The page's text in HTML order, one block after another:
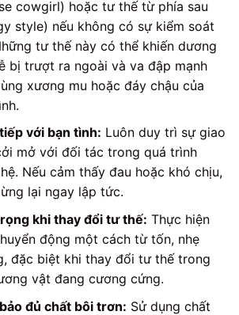
cowgirl) hoặc tư thế từ phía sau
style) nếu không có sự kiểm soát
tư thế này có thể khiến dương
bị trượt ra ngoài và va đập mạnh
xương mu hoặc đáy chậu của
với bạn tình: Luôn duy trì sự giao
mở với đối tác trong quá trình
Nếu cảm thấy đau hoặc khó chịu,
lại ngay lập tức.
khi thay đổi tư thế: Thực hiện
động một cách từ tốn, nhẹ
đặc biệt khi thay đổi tư thế trong
vật đang cương cứng.
đủ chất bôi trơn: Sử dụng chất